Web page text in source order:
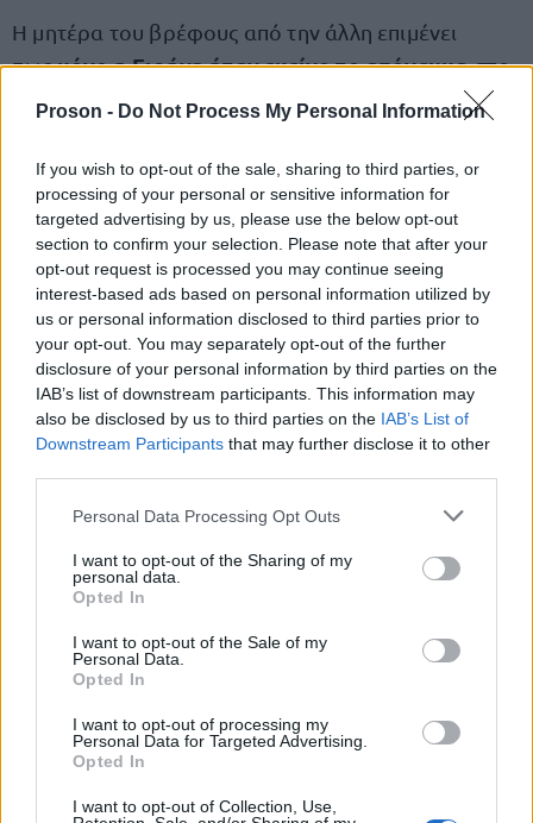
Proson - Do Not Process My Personal Information
If you wish to opt-out of the sale, sharing to third parties, or
processing of your personal or sensitive information for
targeted advertising by us, please use the below opt-out
section to confirm your selection. Please note that after your
opt-out request is processed you may continue seeing
interest-based ads based on personal information utilized by
us or personal information disclosed to third parties prior to
your opt-out. You may separately opt-out of the further
disclosure of your personal information by third parties on the
IAB’s list of downstream participants. This information may
also be disclosed by us to third parties on the IAB’s List of
Downstream Participants that may further disclose it to other
Please note that this website/app uses one or more Google
not limited to your visit or usage behaviour. You may click to
grant or deny consent to Google and its third-party tags to
use your data for below specified purposes in below Google
consent section.
Personal Data Processing Opt Outs
I want to opt-out of the Sharing of my
personal data.
Opted In
I want to opt-out of the Sale of my
Personal Data.
Opted In
I want to opt-out of processing my
Personal Data for Targeted Advertising.
Opted In
I want to opt-out of Collection, Use,
Η μητέρα του βρέφους από την άλλη επιμένει
πωςμόνο η Ειρήνη ήταν εκείνο το απόγευμα στο
σπίτι μαζί με το βρέφος
. Οι γιατροί τότε είπαν
στο νοσοκομείο ήταν ήδη νεκρό με την τραγική
κατάληξη να αποδίδεται σε αιφνίδιο θάνατο.
Οι δολοφονίες των δικών της παιδιών
Η τρίτη και τέταρτη δολοφονία είναι ταδικά της
παιδιά. Μάλιστα για την τετάρτη φέρεται να
τελέστηκε στις19 Ιουνίου 2022 . Τότε το βρέφος,
μόλις19 ημέρων, πεθαίνει εντελώς αναπάντεχα
βγαίνουν στο φως. Μιλάμε γιαπέντε απόπειρες
Μέσα σε μία μέρα προσπάθησε δύο φορές να
στερήσει το οξυγόνο στο δεύτερο παιδάκι της.
πρώτη φορά το παιδάκι το έσωσε η μητέρα της
τηλεοπτική εκπομπή χθες.
«Κάτι έγινε εκείνο το βράδυ δεν ξέρουμε πως και